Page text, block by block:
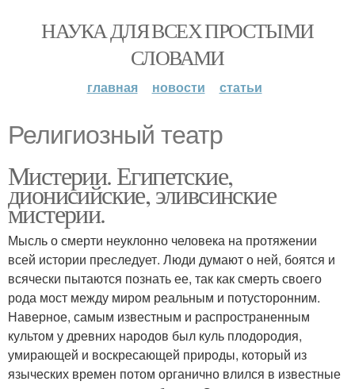
НАУКА ДЛЯ ВСЕХ ПРОСТЫМИ
СЛОВАМИ
главная новости статьи
Религиозный театр
Мистерии. Египетские,
дионисийские, эливсинские
мистерии.
Мысль о смерти неуклонно человека на протяжении
всей истории преследует. Люди думают о ней, боятся и
всячески пытаются познать ее, так как смерть своего
рода мост между миром реальным и потусторонним.
Наверное, самым известным и распространенным
культом у древних народов был куль плодородия,
умирающей и воскресающей природы, который из
языческих времен потом органично влился в известные